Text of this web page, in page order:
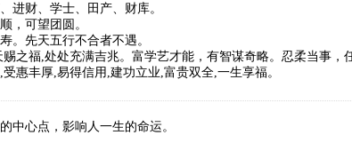
进财、学士、田产、财库。
，可望团圆。
。先天五行不合者不遇。
之福,处处充满吉兆。富学艺才能，有智谋奇略。忍柔当事，
惠丰厚,易得信用,建功立业,富贵双全,一生享福。
中心点，影响人一生的命运。